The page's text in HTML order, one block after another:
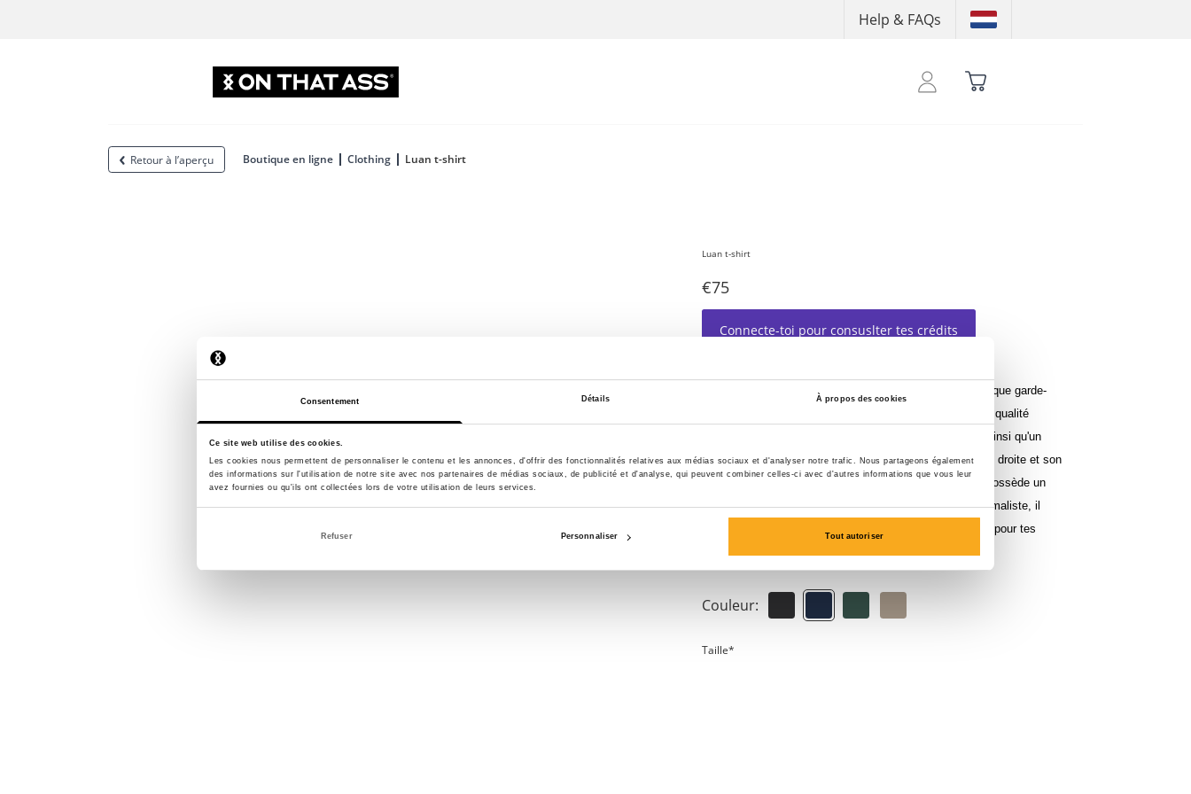
Consentement Détails À propos des cookies
Ce site web utilise des cookies.
Les cookies nous permettent de personnaliser le contenu et les annonces, d'offrir des fonctionnalités relatives aux médias sociaux et d'analyser notre trafic. Nous partageons également
des informations sur l'utilisation de notre site avec nos partenaires de médias sociaux, de publicité et d'analyse, qui peuvent combiner celles-ci avec d'autres informations que vous leur
avez fournies ou qu'ils ont collectées lors de votre utilisation de leurs services.
Refuser Personnaliser Tout autoriser
Help & FAQs
Retour à l’aperçu Boutique en ligne Clothing Luan t-shirt
Luan t-shirt
€75
Connecte-toi pour consuslter tes crédits
Le T-shirt Luan est un incontournable intemporel que chaque garde-
robe se doit d'inclure. Confectionné à 100 % en coton de qualité
supérieure, ce T-shirt offre un toucher doux et respirant ainsi qu'un
confort durable tout au long de la journée. Avec sa coupe droite et son
logo ON THAT ASS sur le côté gauche de la poitrine, il possède un
look subtil, mais super stylé. Et grâce à son design minimaliste, il
permet des combinaisons à l'infini. Un élément essentiel pour tes
Couleur:
Taille*